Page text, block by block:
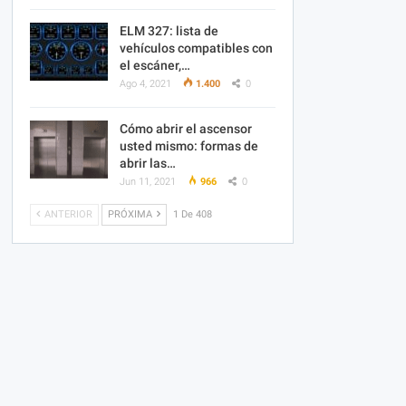
ELM 327: lista de
vehículos compatibles con
el escáner,…
Ago 4, 2021 1.400 0
Cómo abrir el ascensor
usted mismo: formas de
abrir las…
Jun 11, 2021 966 0
ANTERIOR PRÓXIMA 1 De 408